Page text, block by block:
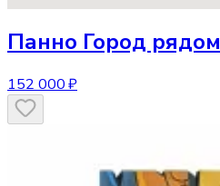
Панно Город рядом
152 000 ₽